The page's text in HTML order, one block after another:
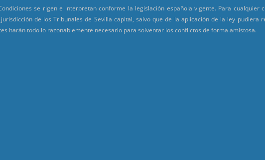
se rigen e interpretan conforme la legislación española vigente. Para cualquier
de los Tribunales de Sevilla capital, salvo que de la aplicación de la ley pudiera
harán todo lo razonablemente necesario para solventar los conflictos de forma amistosa.